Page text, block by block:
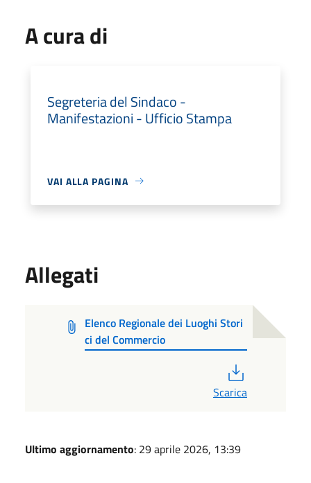
A cura di
Segreteria del Sindaco -
Manifestazioni - Ufficio Stampa
VAI ALLA PAGINA
Allegati
Elenco Regionale dei Luoghi Stori
ci del Commercio
Scarica
Ultimo aggiornamento: 29 aprile 2026, 13:39